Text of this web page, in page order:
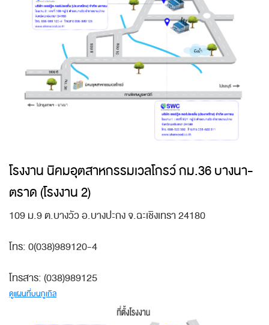
โรงงาน นิคมอุตสาหกรรมเวลโกรว์ กม.36 บางนา-
ตราด (โรงงาน 2)
109 ม.9 ต.บางวัว อ.บางปะกง จ.ฉะเชิงเทรา 24180
โทร: 0(038)989120-4
โทรสาร: (038)989125
ดูแผนที่บนกูเกิล